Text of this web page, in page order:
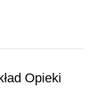
Opieki